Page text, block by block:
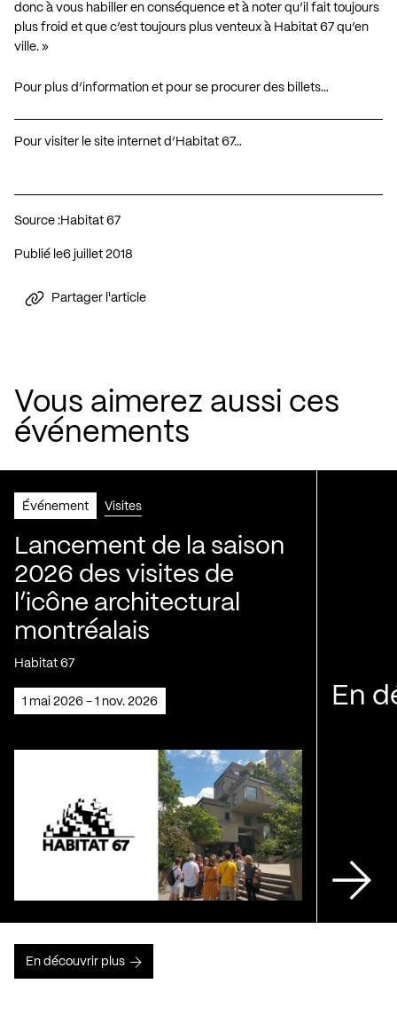
donc à vous habiller en conséquence et à noter qu’il fait toujours
plus froid et que c’est toujours plus venteux à Habitat 67 qu’en
ville. »
Pour plus d’information et pour se procurer des billets…
Pour visiter le site internet d’Habitat 67…
Source :Habitat 67
Publié le 6 juillet 2018
Partager l'article
Vous aimerez aussi ces
événements
Événement Visites
Lancement de la saison
2026 des visites de
l’icône architectural
montréalais
Habitat 67
1 mai 2026 - 1 nov. 2026 En
En découvrir plus